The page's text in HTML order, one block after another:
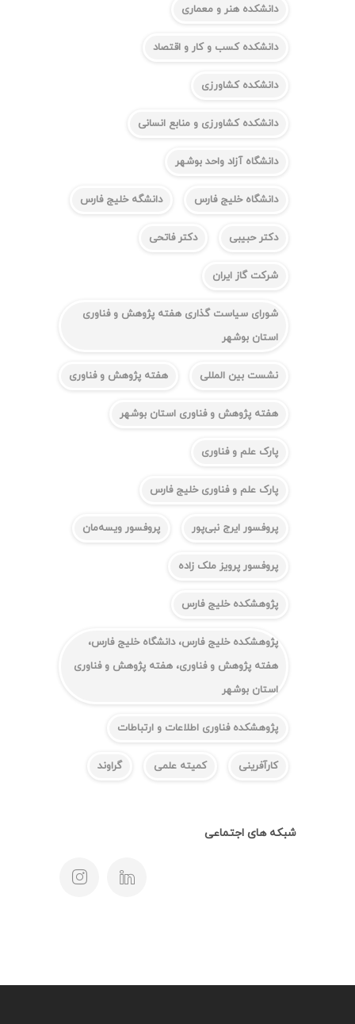
دانشکده هنر و معماری
دانشکده کسب و کار و اقتصاد
دانشکده کشاورزی
دانشکده کشاورزی و منابع انسانی
دانشگاه آزاد واحد بوشهر
دانشگاه خلیج فارس دانشگه خلیج فارس
دکتر حبیبی دکتر فاتحی
شرکت گاز ایران
شورای سیاست گذاری هفته پژوهش و فناوری
استان بوشهر
نشست بین المللی هفته پژوهش و فناوری
هفته پژوهش و فناوری استان بوشهر
پارک علم و فناوری
پارک علم و فناوری خلیج فارس
پروفسور ایرج نبی‌پور پروفسور ویسه‌مان
پروفسور پرویز ملک زاده
پژوهشکده خلیج فارس
پژوهشکده خلیج فارس، دانشگاه خلیج فارس،
هفته پژوهش و فناوری، هفته پژوهش و فناوری
استان بوشهر
پژوهشکده فناوری اطلاعات و ارتباطات
کارآفرینی کمیته علمی گراوند
شبکه های اجتماعی